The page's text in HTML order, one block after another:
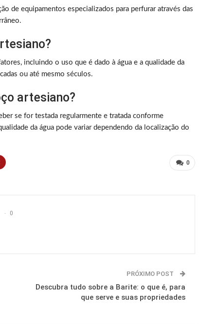
de equipamentos especializados para perfurar através das
incluindo o uso que é dado à água e a qualidade da
ou até mesmo séculos.
artesiano?
se for testada regularmente e tratada conforme
da água pode variar dependendo da localização do
0
0
PRÓXIMO POST
Descubra tudo sobre a Barite: o que é, para
que serve e suas propriedades